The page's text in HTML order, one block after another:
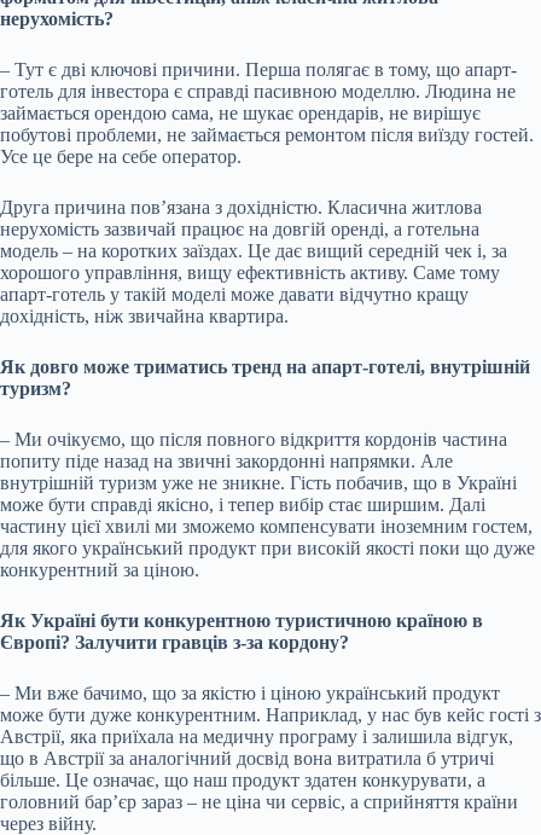
нерухомість?
– Тут є дві ключові причини. Перша полягає в тому, що апарт-
готель для інвестора є справді пасивною моделлю. Людина не
займається орендою сама, не шукає орендарів, не вирішує
побутові проблеми, не займається ремонтом після виїзду гостей.
Усе це бере на себе оператор.
Друга причина пов’язана з дохідністю. Класична житлова
нерухомість зазвичай працює на довгій оренді, а готельна
модель – на коротких заїздах. Це дає вищий середній чек і, за
хорошого управління, вищу ефективність активу. Саме тому
апарт-готель у такій моделі може давати відчутно кращу
дохідність, ніж звичайна квартира.
Як довго може триматись тренд на апарт-готелі, внутрішній
туризм?
– Ми очікуємо, що після повного відкриття кордонів частина
попиту піде назад на звичні закордонні напрямки. Але
внутрішній туризм уже не зникне. Гість побачив, що в Україні
може бути справді якісно, і тепер вибір стає ширшим. Далі
частину цієї хвилі ми зможемо компенсувати іноземним гостем,
для якого український продукт при високій якості поки що дуже
конкурентний за ціною.
Як Україні бути конкурентною туристичною країною в
Європі? Залучити гравців з-за кордону?
– Ми вже бачимо, що за якістю і ціною український продукт
може бути дуже конкурентним. Наприклад, у нас був кейс гості з
Австрії, яка приїхала на медичну програму і залишила відгук,
що в Австрії за аналогічний досвід вона витратила б утричі
більше. Це означає, що наш продукт здатен конкурувати, а
головний бар’єр зараз – не ціна чи сервіс, а сприйняття країни
через війну.